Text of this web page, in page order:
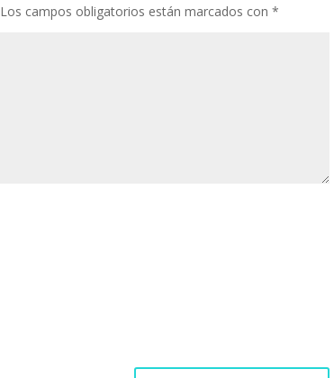
Los campos obligatorios están marcados con *